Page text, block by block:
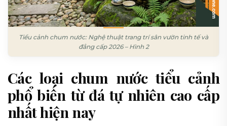
Tiểu cảnh chum nước: Nghệ thuật trang trí sân vườn tinh tế và
đẳng cấp 2026 – Hình 2
Các loại chum nước tiểu cảnh
phổ biến từ đá tự nhiên cao cấp
nhất hiện nay